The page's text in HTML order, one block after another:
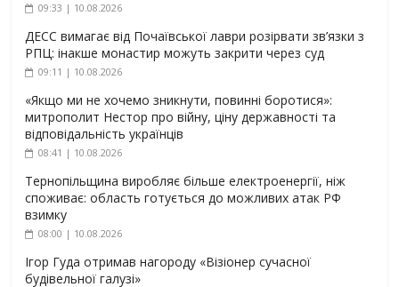
09:33 | 10.08.2026
ДЕСС вимагає від Почаївської лаври розірвати зв’язки з
РПЦ: інакше монастир можуть закрити через суд
09:11 | 10.08.2026
«Якщо ми не хочемо зникнути, повинні боротися»:
митрополит Нестор про війну, ціну державності та
відповідальність українців
08:41 | 10.08.2026
Тернопільщина виробляє більше електроенергії, ніж
споживає: область готується до можливих атак РФ
взимку
08:00 | 10.08.2026
Ігор Гуда отримав нагороду «Візіонер сучасної
будівельної галузі»